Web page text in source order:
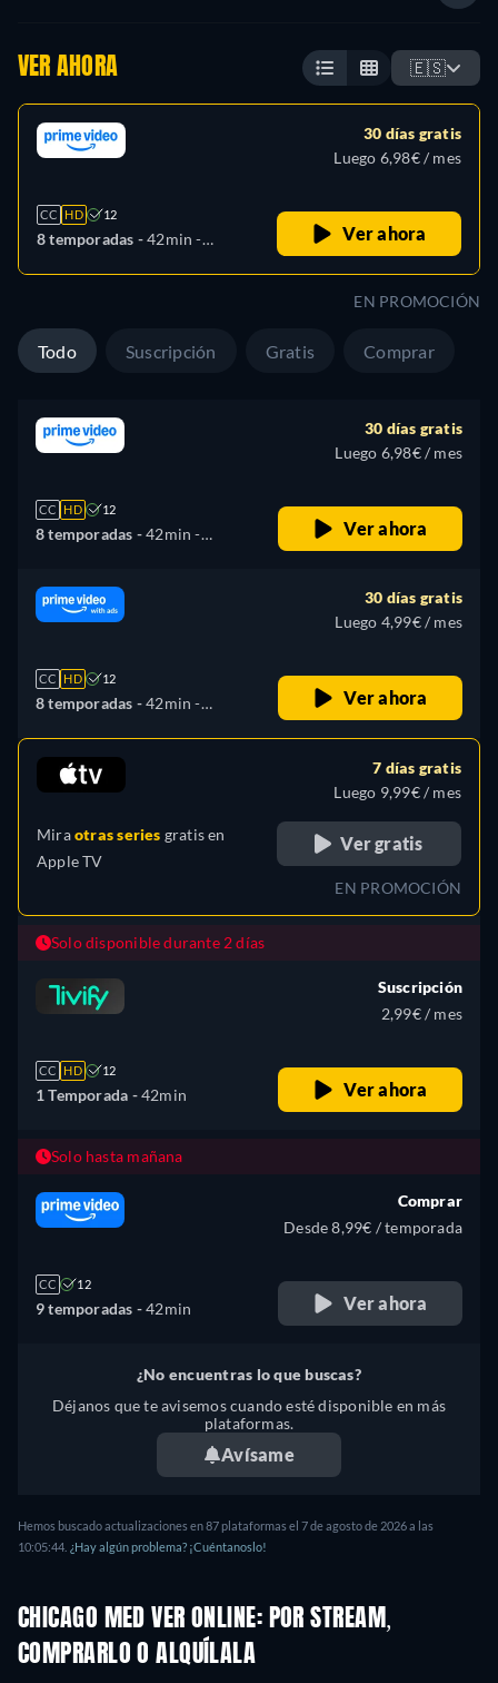
VER AHORA 🇪🇸
CC HD 12
8 temporadas -42min -
30 días gratis
Luego 6,98€ / mes
Ver ahora
EN PROMOCIÓN
Todo Suscripción Gratis Comprar
CC HD 12
8 temporadas -42min -
Francés, Italiano, Polaco,
Portugués, Ruso, Turco
30 días gratis
Luego 6,98€ / mes
Ver ahora
CC HD 12
8 temporadas -42min -
Francés, Italiano, Polaco,
Portugués, Ruso, Turco
30 días gratis
Luego 4,99€ / mes
Ver ahora
Miraotras series gratis en
Apple TV
7 días gratis
Luego 9,99€ / mes
Ver gratis
EN PROMOCIÓN
Solo disponible durante 2 días
CC HD 12
1 Temporada -42min
Suscripción
2,99€ / mes
Ver ahora
Solo hasta mañana
CC 12
9 temporadas -42min
Comprar
Desde 8,99€ / temporada
Ver ahora
¿No encuentras lo que buscas?
Déjanos que te avisemos cuando esté disponible en más
plataformas.
Avísame
Hemos buscado actualizaciones en87plataformas el 7 de agosto de 2026a las
10:05:44 ¿Hay algún problema? ¡Cuéntanoslo!
CHICAGO MED VER ONLINE: POR STREAM,
COMPRARLO O ALQUÍLALA